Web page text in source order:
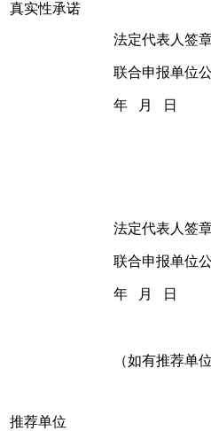
真实性承诺
法定代表人签章
联合申报单位公
年 月 日
法定代表人签章
联合申报单位公
年 月 日
推荐单位
（如有推荐单